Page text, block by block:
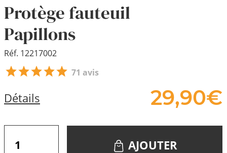
Protège fauteuil
Papillons
Réf. 12217002
71 avis
Détails 29,90€
AJOUTER